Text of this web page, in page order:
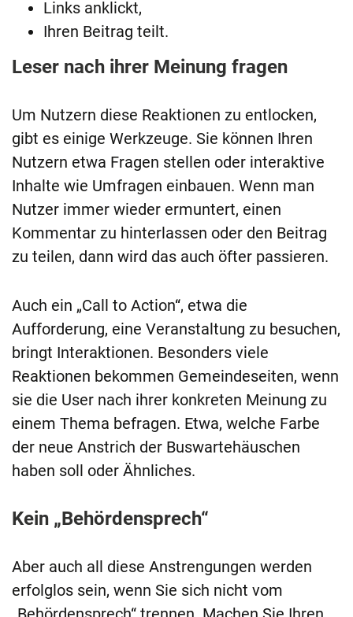
Links anklickt,
Ihren Beitrag teilt.
Leser nach ihrer Meinung fragen
Um Nutzern diese Reaktionen zu entlocken,
gibt es einige Werkzeuge. Sie können Ihren
Nutzern etwa Fragen stellen oder interaktive
Inhalte wie Umfragen einbauen. Wenn man
Nutzer immer wieder ermuntert, einen
Kommentar zu hinterlassen oder den Beitrag
zu teilen, dann wird das auch öfter passieren.
Auch ein „Call to Action“, etwa die
Aufforderung, eine Veranstaltung zu besuchen,
bringt Interaktionen. Besonders viele
Reaktionen bekommen Gemeindeseiten, wenn
sie die User nach ihrer konkreten Meinung zu
einem Thema befragen. Etwa, welche Farbe
der neue Anstrich der Buswartehäuschen
haben soll oder Ähnliches.
Kein „Behördensprech“
Aber auch all diese Anstrengungen werden
erfolglos sein, wenn Sie sich nicht vom